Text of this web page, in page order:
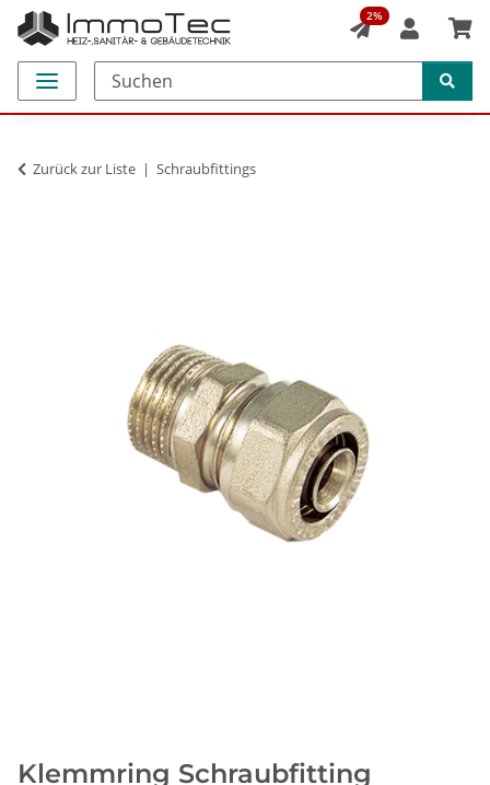
2%
Zurück zur Liste Schraubfittings
Klemmring Schraubfitting